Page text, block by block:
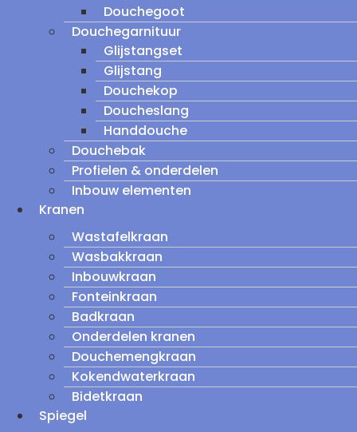
Douchegoot
Douchegarnituur
Glijstangset
Glijstang
Douchekop
Doucheslang
Handdouche
Douchebak
Profielen & onderdelen
Inbouw elementen
Kranen
Wastafelkraan
Wasbakkraan
Inbouwkraan
Fonteinkraan
Badkraan
Onderdelen kranen
Douchemengkraan
Kokendwaterkraan
Bidetkraan
Spiegel